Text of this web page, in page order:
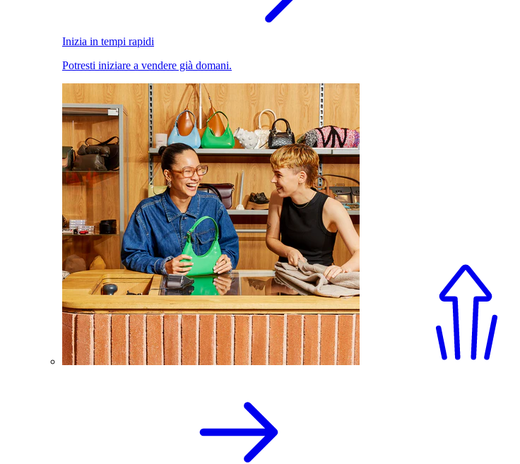
Inizia in tempi rapidi
Potresti iniziare a vendere già domani.